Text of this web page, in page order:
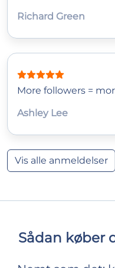
Richard Green
More followers =
Ashley Lee
Vis alle anmeldelser
Sådan køber